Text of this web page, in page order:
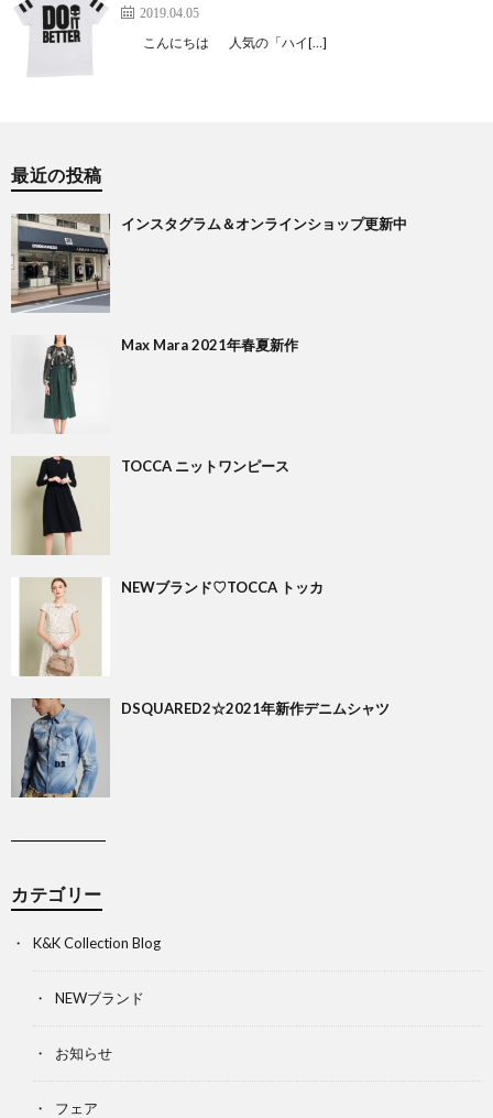
2019.04.05
こんにちは 人気の「ハイ[…]
最近の投稿
インスタグラム＆オンラインショップ更新中
Max Mara 2021年春夏新作
TOCCA ニットワンピース
NEWブランド♡TOCCA トッカ
DSQUARED2☆2021年新作デニムシャツ
カテゴリー
K&K Collection Blog
NEWブランド
お知らせ
フェア